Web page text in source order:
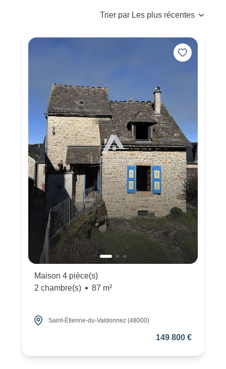
Trier par Les plus récentes
Maison 4 pièce(s)
2 chambre(s)
87 m²
Saint-Étienne-du-Valdonnez (48000)
149 800 €